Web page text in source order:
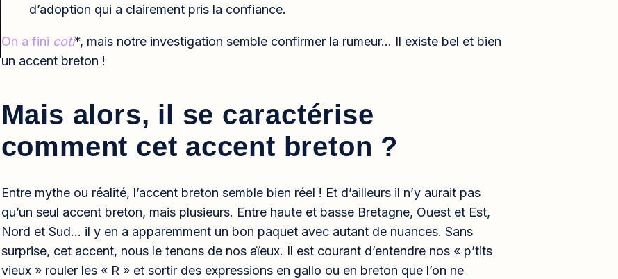
d’adoption qui a clairement pris la confiance.
On a fini coti*, mais notre investigation semble confirmer la rumeur… Il existe bel et bien
un accent breton !
Mais alors, il se caractérise
comment cet accent breton ?
Entre mythe ou réalité, l’accent breton semble bien réel ! Et d’ailleurs il n’y aurait pas
qu’un seul accent breton, mais plusieurs. Entre haute et basse Bretagne, Ouest et Est,
Nord et Sud… il y en a apparemment un bon paquet avec autant de nuances. Sans
surprise, cet accent, nous le tenons de nos aïeux. Il est courant d’entendre nos « p’tits
vieux » rouler les « R » et sortir des expressions en gallo ou en breton que l’on ne